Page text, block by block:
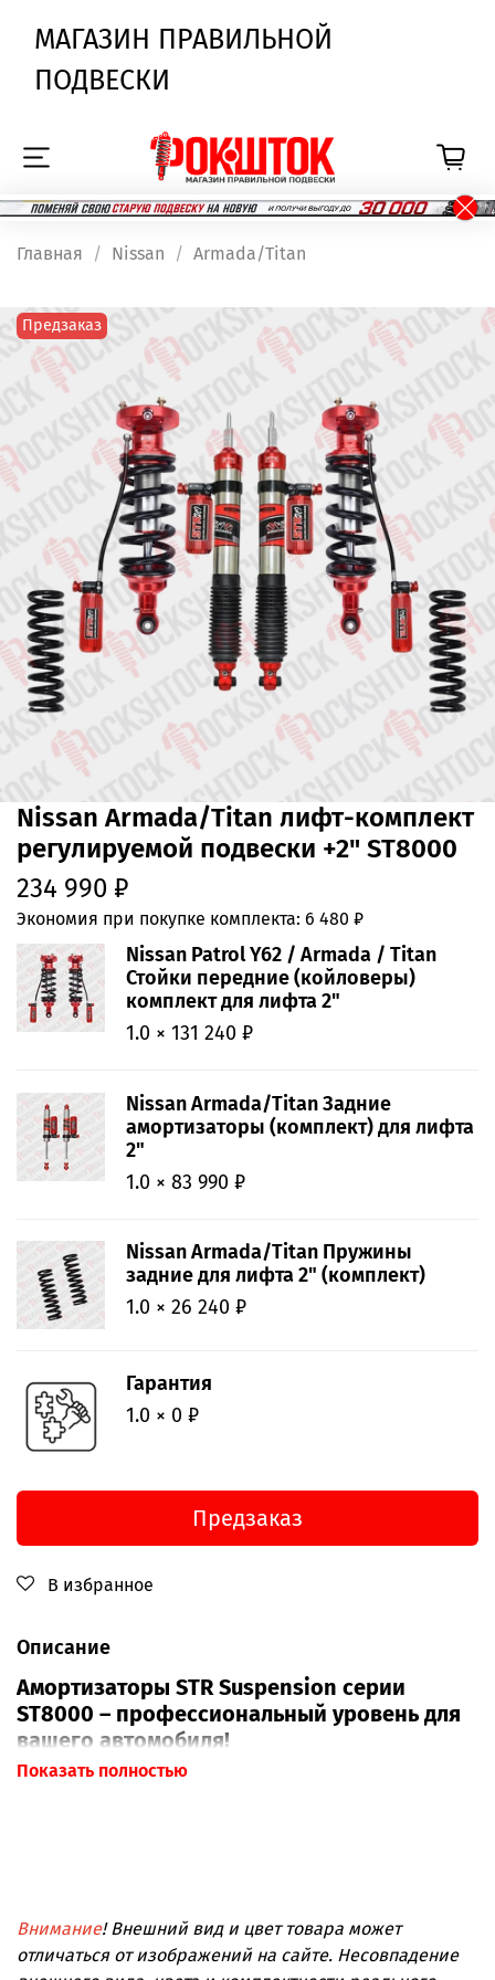
МАГАЗИН ПРАВИЛЬНОЙ
ПОДВЕСКИ
Главная Nissan Armada/Titan
Предзаказ
Nissan Armada/Titan лифт-комплект
регулируемой подвески +2" ST8000
234 990 ₽
Экономия при покупке комплекта: 6 480 ₽
Nissan Patrol Y62 / Armada / Titan
Стойки передние (койловеры)
комплект для лифта 2"
1.0 × 131 240 ₽
Nissan Armada/Titan Задние
амортизаторы (комплект) для лифта
2"
1.0 × 83 990 ₽
Nissan Armada/Titan Пружины
задние для лифта 2" (комплект)
1.0 × 26 240 ₽
Гарантия
1.0 × 0 ₽
Предзаказ
В избранное
Описание
Амортизаторы STR Suspension серии
ST8000 – профессиональный уровень для
вашего автомобиля!
однотрубные масляные амортизаторы с газовым
подпором, что обеспечивает превосходную
Показать полностью
Внимание! Внешний вид и цвет товара может
отличаться от изображений на сайте. Несовпадение